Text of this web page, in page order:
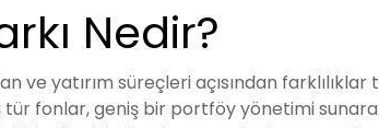
Nedir?
yatırım süreçleri açısından farklılıklar
fonlar, geniş bir portföy yönetimi sunarak